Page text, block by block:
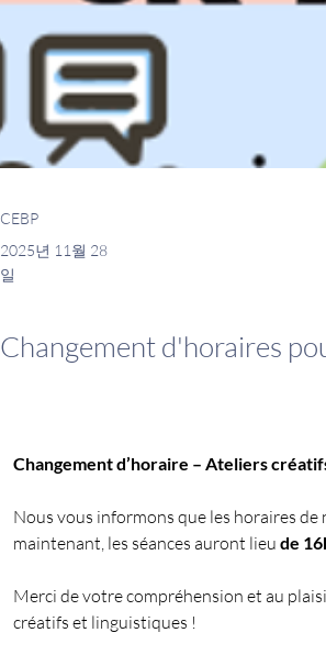
CEBP
2025년 11월 28
일
Changement d'horaires
Changement d’horaire – Ateliers
Nous vous informons que les horaires
maintenant, les séances auront lieu de
Merci de votre compréhension et au
créatifs et linguistiques !